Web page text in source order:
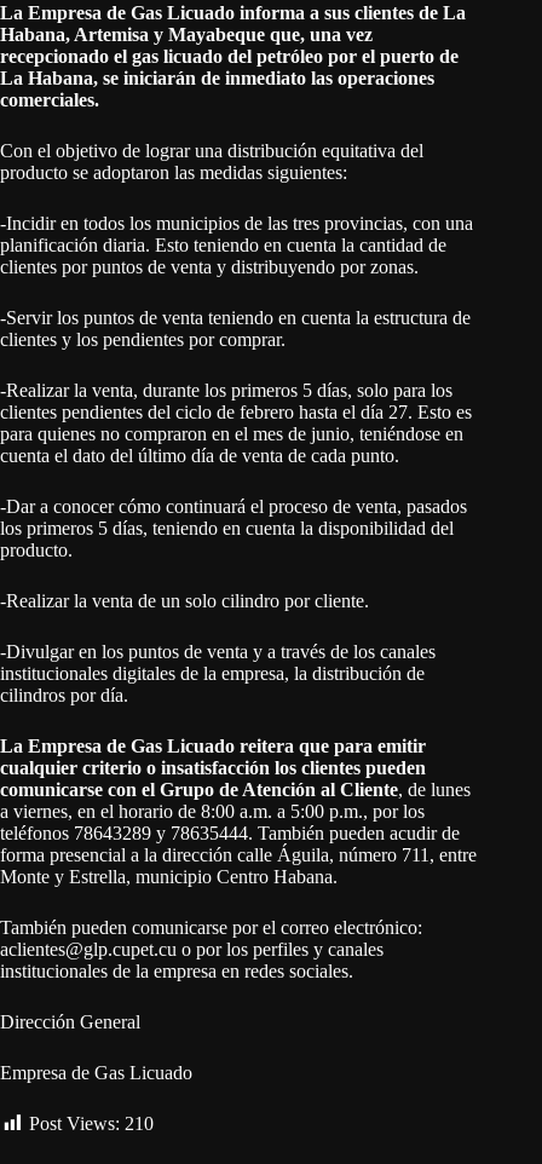
La Empresa de Gas Licuado informa a sus clientes de La
Habana, Artemisa y Mayabeque que, una vez
recepcionado el gas licuado del petróleo por el puerto de
La Habana, se iniciarán de inmediato las operaciones
comerciales.
Con el objetivo de lograr una distribución equitativa del
producto se adoptaron las medidas siguientes:
-Incidir en todos los municipios de las tres provincias, con una
planificación diaria. Esto teniendo en cuenta la cantidad de
clientes por puntos de venta y distribuyendo por zonas.
-Servir los puntos de venta teniendo en cuenta la estructura de
clientes y los pendientes por comprar.
-Realizar la venta, durante los primeros 5 días, solo para los
clientes pendientes del ciclo de febrero hasta el día 27. Esto es
para quienes no compraron en el mes de junio, teniéndose en
cuenta el dato del último día de venta de cada punto.
-Dar a conocer cómo continuará el proceso de venta, pasados
los primeros 5 días, teniendo en cuenta la disponibilidad del
producto.
-Realizar la venta de un solo cilindro por cliente.
-Divulgar en los puntos de venta y a través de los canales
institucionales digitales de la empresa, la distribución de
cilindros por día.
La Empresa de Gas Licuado reitera que para emitir
cualquier criterio o insatisfacción los clientes pueden
comunicarse con el Grupo de Atención al Cliente, de lunes
a viernes, en el horario de 8:00 a.m. a 5:00 p.m., por los
teléfonos 78643289 y 78635444. También pueden acudir de
forma presencial a la dirección calle Águila, número 711, entre
Monte y Estrella, municipio Centro Habana.
También pueden comunicarse por el correo electrónico:
aclientes@glp.cupet.cu o por los perfiles y canales
institucionales de la empresa en redes sociales.
Dirección General
Empresa de Gas Licuado
Post Views: 210